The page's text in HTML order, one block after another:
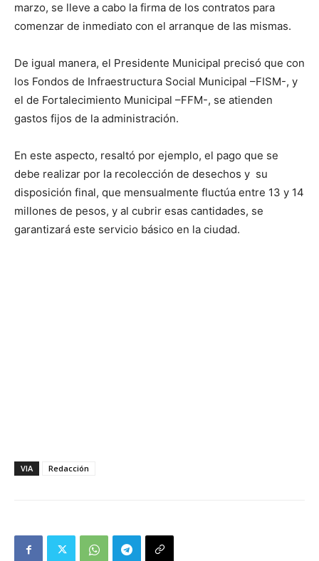
marzo, se lleve a cabo la firma de los contratos para
comenzar de inmediato con el arranque de las mismas.
De igual manera, el Presidente Municipal precisó que con
los Fondos de Infraestructura Social Municipal –FISM-, y
el de Fortalecimiento Municipal –FFM-, se atienden
gastos fijos de la administración.
En este aspecto, resaltó por ejemplo, el pago que se
debe realizar por la recolección de desechos y su
disposición final, que mensualmente fluctúa entre 13 y 14
millones de pesos, y al cubrir esas cantidades, se
garantizará este servicio básico en la ciudad.
VIA Redacción